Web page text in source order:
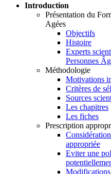
Introduction
Présentation du
Agées
Objectifs
Histoire
Experts
Personnes
Méthodologie
Motivations
Critères de
Sources
Les chapitres
Les fiches
Prescription
appropriée
Eviter une
Modifications